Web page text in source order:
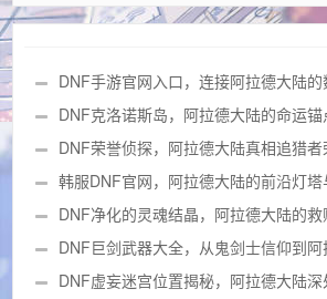
DNF手游官网入口，连接阿拉德大陆
勇士热血与期待
DNF克洛诺斯岛，阿拉德大陆的命运
DNF荣誉侦探，阿拉德大陆真相追猎
用？韩服DNF官网，阿拉德大陆的前沿灯
息枢纽入口
DNF净化的灵魂结晶，阿拉德大陆的
兑换指南
DNF巨剑武器大全，从鬼剑士信仰到
刃 DNF虚妄迷宫位置揭秘，阿拉德大陆